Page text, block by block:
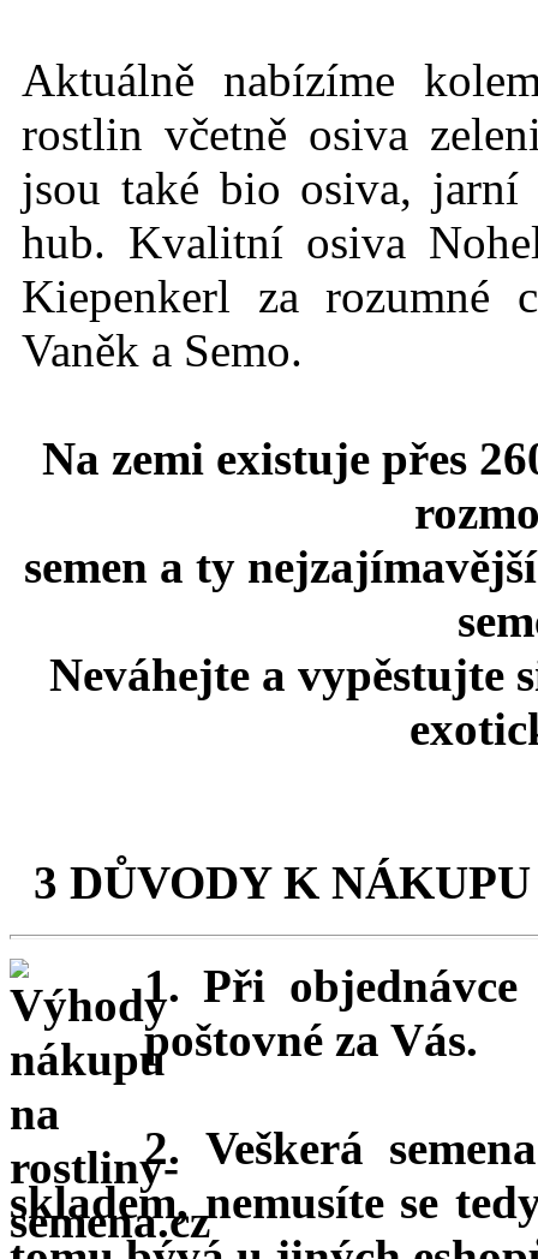
Aktuálně nabízíme
rostlin včetně osiva
jsou také bio osiva,
hub. Kvalitní osiva
Kiepenkerl za rozumné
Vaněk a Semo.
Na zemi existuje přes
semen a ty
Neváhejte a vypěstujte
3 DŮVODY K
1. Při
poštovné za Vás.
2. Veškerá
skladem, nemusíte se